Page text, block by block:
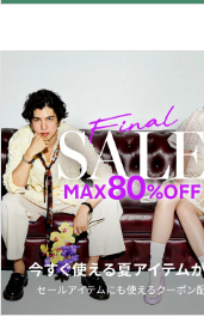
マタニティウェア・ベビ
スーツ・フォーマル
水着・スイムグッズ
着物・浴衣・和装小物
スキンケア
ベースメイク